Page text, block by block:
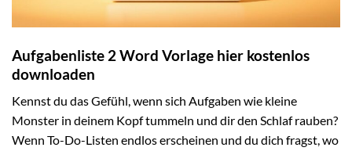
Aufgabenliste 2 Word Vorlage hier kostenlos
downloaden
Kennst du das Gefühl, wenn sich Aufgaben wie kleine
Monster in deinem Kopf tummeln und dir den Schlaf rauben?
Wenn To-Do-Listen endlos erscheinen und du dich fragst, wo